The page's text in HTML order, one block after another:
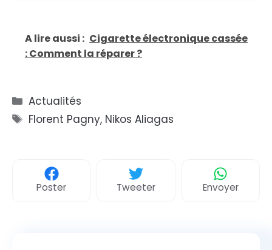
A lire aussi : Cigarette électronique cassée
: Comment la réparer ?
Catégories
Actualités
Étiquettes
Florent Pagny, Nikos Aliagas
Poster Tweeter Envoyer